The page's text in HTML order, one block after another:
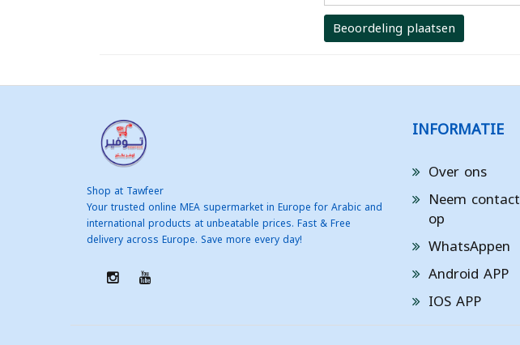
Beoordeling plaatsen
Shop at Tawfeer
Your trusted online MEA supermarket in Europe for Arabic and
international products at unbeatable prices. Fast & Free
delivery across Europe. Save more every day!
INFORMATIE
Over ons
Neem contact
op
WhatsAppen
Android APP
IOS APP